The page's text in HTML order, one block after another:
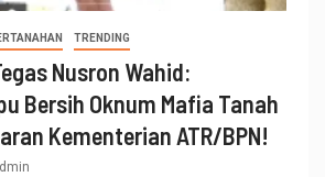
TRENDING
Nusron Wahid:
Bersih Oknum Mafia Tanah
Kementerian ATR/BPN!